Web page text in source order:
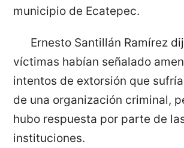
municipio de Ecatepec.
Ernesto Santillán Ramírez
víctimas habían señalado
intentos de extorsión que
de una organización criminal,
hubo respuesta por parte de
instituciones.